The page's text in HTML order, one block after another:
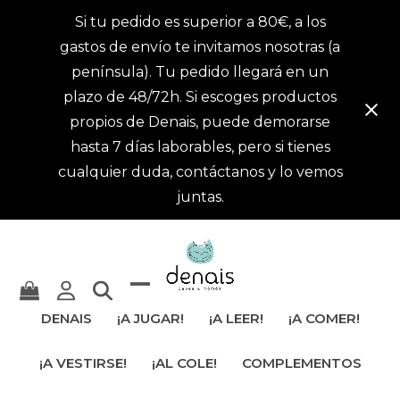
Si tu pedido es superior a 80€, a los
gastos de envío te invitamos nosotras (a
península). Tu pedido llegará en un
plazo de 48/72h. Si escoges productos
propios de Denais, puede demorarse
hasta 7 días laborables, pero si tienes
cualquier duda, contáctanos y lo vemos
juntas.
ocultar
móvil
DENAIS ¡A JUGAR! ¡A LEER! ¡A COMER!
¡A VESTIRSE! ¡AL COLE! COMPLEMENTOS